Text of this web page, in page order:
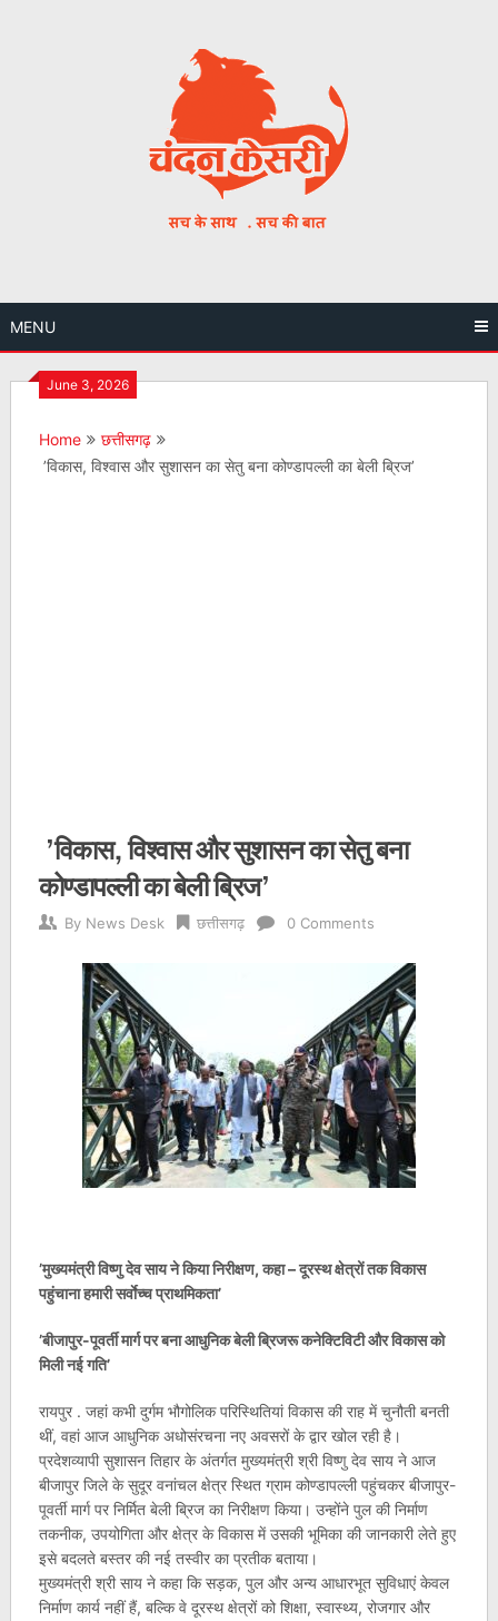
MENU
June 3, 2026
Home
छत्तीसगढ़
’विकास, विश्वास और सुशासन का सेतु बना कोण्डापल्ली का बेली ब्रिज’
’विकास, विश्वास और सुशासन का सेतु बना
कोण्डापल्ली का बेली ब्रिज’
By News Desk छत्तीसगढ़ 0 Comments
’मुख्यमंत्री विष्णु देव साय ने किया निरीक्षण, कहा – दूरस्थ क्षेत्रों तक विकास
पहुंचाना हमारी सर्वाेच्च प्राथमिकता’
’बीजापुर-पूवर्ती मार्ग पर बना आधुनिक बेली ब्रिजरू कनेक्टिविटी और विकास को
मिली नई गति’
रायपुर . जहां कभी दुर्गम भौगोलिक परिस्थितियां विकास की राह में चुनौती बनती
थीं, वहां आज आधुनिक अधोसंरचना नए अवसरों के द्वार खोल रही है।
प्रदेशव्यापी सुशासन तिहार के अंतर्गत मुख्यमंत्री श्री विष्णु देव साय ने आज
बीजापुर जिले के सुदूर वनांचल क्षेत्र स्थित ग्राम कोण्डापल्ली पहुंचकर बीजापुर-
पूवर्ती मार्ग पर निर्मित बेली ब्रिज का निरीक्षण किया। उन्होंने पुल की निर्माण
तकनीक, उपयोगिता और क्षेत्र के विकास में उसकी भूमिका की जानकारी लेते हुए
इसे बदलते बस्तर की नई तस्वीर का प्रतीक बताया।
मुख्यमंत्री श्री साय ने कहा कि सड़क, पुल और अन्य आधारभूत सुविधाएं केवल
निर्माण कार्य नहीं हैं, बल्कि वे दूरस्थ क्षेत्रों को शिक्षा, स्वास्थ्य, रोजगार और